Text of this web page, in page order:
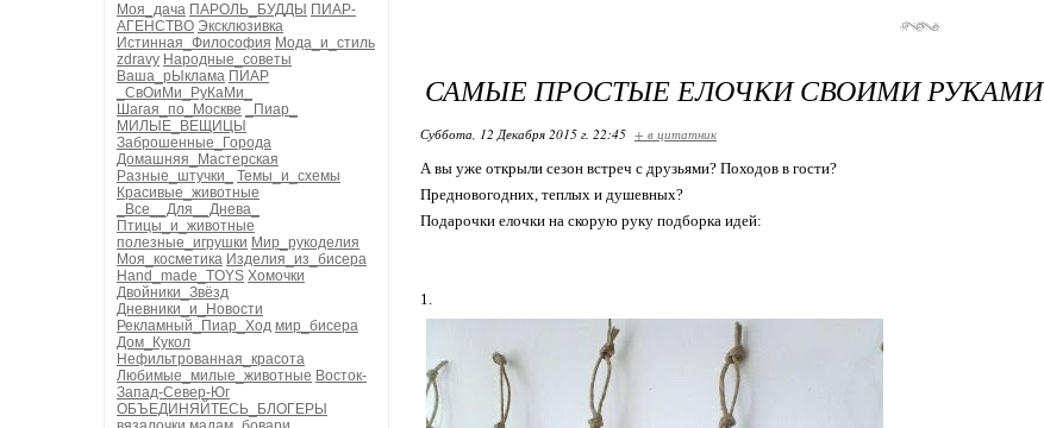
Моя_дача ПАРОЛЬ_БУДДЫ ПИАР-
АГЕНСТВО Эксклюзивка
Истинная_Философия Мода_и_стиль
zdravy Народные_советы
Ваша_рЫклама ПИАР
_СвОиМи_РуКаМи_
Шагая_по_Москве
_Пиар_
МИЛЫЕ_ВЕЩИЦЫ
Заброшенные_Города
Домашняя_Мастерская
Разные_штучки_
Темы_и_схемы
Красивые_животные
_Все__Для__Днева_
Птицы_и_животные
полезные_игрушки Мир_рукоделия
Моя_косметика Изделия_из_бисера
Hand_made_TOYS Хомочки
Двойники_Звёзд
Дневники_и_Новости
Рекламный_Пиар_Ход мир_бисера
Дом_Кукол
Нефильтрованная_красота
Любимые_милые_животные Восток-
Запад-Север-Юг
ОБЪЕДИНЯЙТЕСЬ_БЛОГЕРЫ
САМЫЕ ПРОСТЫЕ ЕЛОЧКИ СВОИМИ РУКАМИ
Суббота, 12 Декабря 2015 г. 22:45 + в цитатник
А вы уже открыли сезон встреч с друзьями? Походов в гости?
Предновогодних, теплых и душевных?
Подарочки елочки на скорую руку подборка идей:
1.